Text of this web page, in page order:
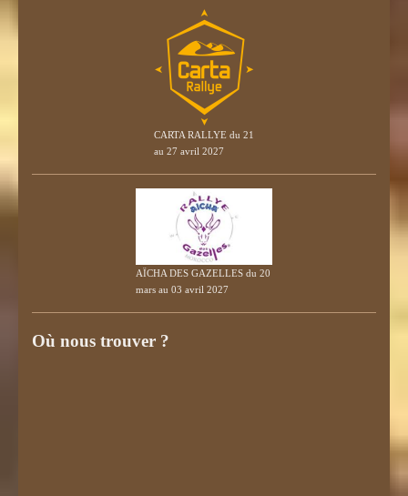
CARTA RALLYE du 21
au 27 avril 2027
AÏCHA DES GAZELLES du 20
mars au 03 avril 2027
Où nous trouver ?